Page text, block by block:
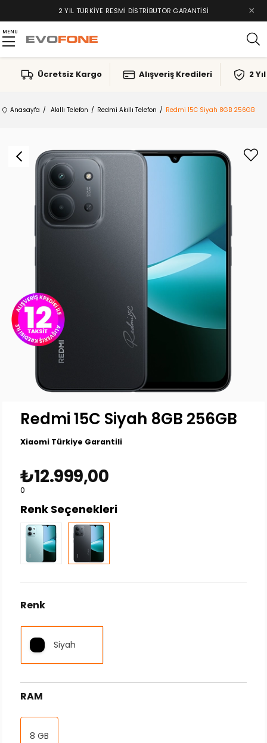
2 YIL TÜRKIYE RESMI DISTRIBÜTÖR GARANTISI ×
MENU
Ücretsiz Kargo Alışveriş Kredileri 2
Anasayfa Akıllı Telefon Redmi Akıllı Telefon Redmi 15C Siyah 8GB 256GB
Redmi 15C Siyah 8GB 256GB
Xiaomi Türkiye Garantili
₺12.999,00
0
Renk Seçenekleri
Renk
Siyah
RAM
8 GB